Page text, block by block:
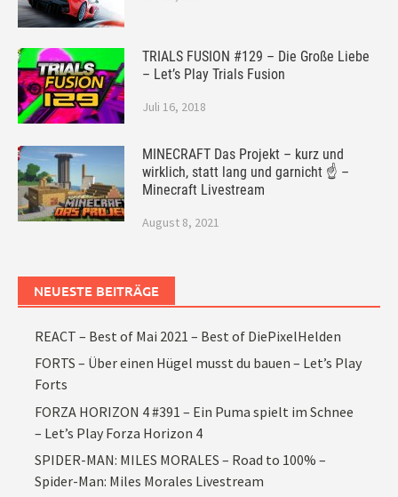
TRIALS FUSION #129 – Die Große Liebe
– Let’s Play Trials Fusion
Juli 16, 2018
MINECRAFT Das Projekt – kurz und
wirklich, statt lang und garnicht ☝ –
Minecraft Livestream
August 8, 2021
NEUESTE BEITRÄGE
REACT – Best of Mai 2021 – Best of DiePixelHelden
FORTS – Über einen Hügel musst du bauen – Let’s Play
Forts
FORZA HORIZON 4 #391 – Ein Puma spielt im Schnee
– Let’s Play Forza Horizon 4
SPIDER-MAN: MILES MORALES – Road to 100% –
Spider-Man: Miles Morales Livestream